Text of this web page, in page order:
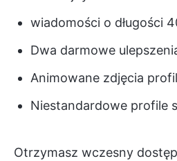
wiadomości o długości
Dwa darmowe
Animowane zdjęcia
Niestandardowe profile
Otrzymasz wczesny